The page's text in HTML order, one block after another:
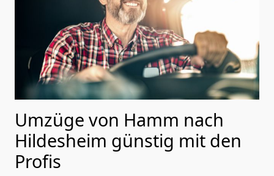
Umzüge von Hamm nach
Hildesheim günstig mit den
Profis